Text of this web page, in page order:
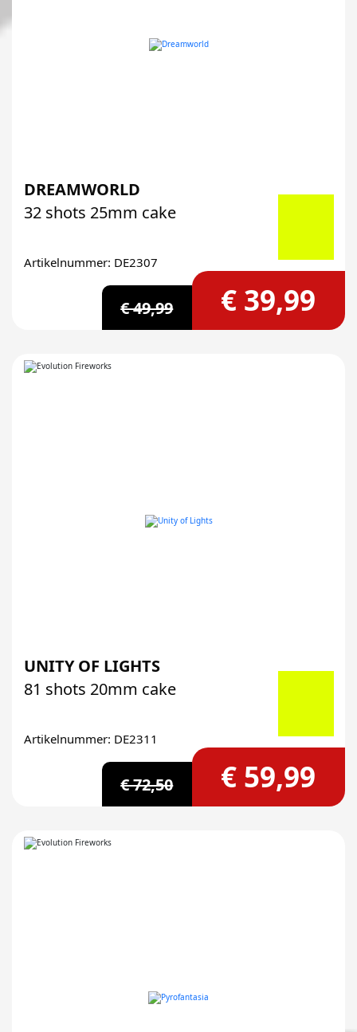
DREAMWORLD
32 shots 25mm cake
Artikelnummer: DE2307
€ 49,99 € 39,99
UNITY OF LIGHTS
81 shots 20mm cake
Artikelnummer: DE2311
€ 72,50 € 59,99